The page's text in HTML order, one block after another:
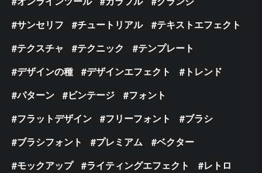
サンセリフ
チュートリアル
テキストエフェクト
テクスチャ
テクニック
テンプレート
デザインの種
デザインエフェクト
トレンド
パターン
ビンテージ
フォント
フラットデザイン
フリーフォント
ブラシ
ブラシフォント
プレミアム
ベクター
モックアップ
ライティングエフェクト
レトロ